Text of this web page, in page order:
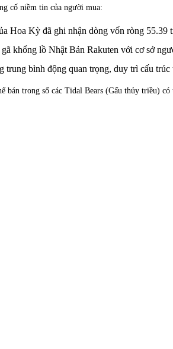
cố niềm tin của người mua:
Hoa Kỳ đã ghi nhận dòng vốn ròng 55.39
khổng lồ Nhật Bản Rakuten với cơ sở
bình động quan trọng, duy trì cấu
trong số các Tidal Bears (Gấu thủy triều) có